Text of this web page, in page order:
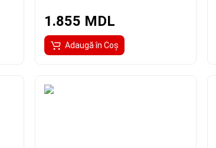
1.855 MDL
Adaugă în Coş